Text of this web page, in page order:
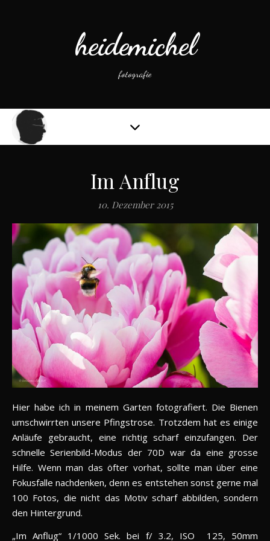
heidemichel
fotografie
Im Anflug
10. Dezember 2015
Hier habe ich in meinem Garten fotografiert. Die Bienen
umschwirrten unsere Pfingstrose. Trotzdem hat es einige
Anläufe gebraucht, eine richtig scharf einzufangen. Der
schnelle Serienbild-Modus der 70D war da eine grosse
Hilfe. Wenn man das öfter vorhat, sollte man über eine
Fokusfalle nachdenken, denn es entstehen sonst gerne mal
100 Fotos, die nicht das Motiv scharf abbilden, sondern
den Hintergrund.
„Im Anflug“ 1/1000 Sek. bei f/ 3.2, ISO 125, 50mm